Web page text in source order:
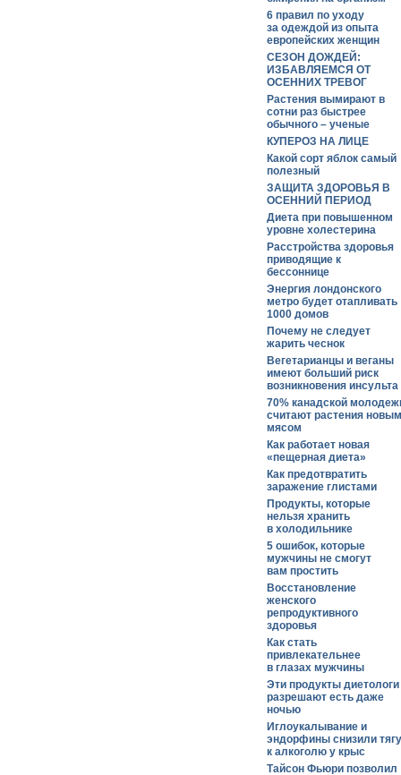
6 правил по уходу
за одеждой из опыта
европейских женщин
СЕЗОН ДОЖДЕЙ:
ИЗБАВЛЯЕМСЯ ОТ
ОСЕННИХ ТРЕВОГ
Растения вымирают в
сотни раз быстрее
обычного – ученые
КУПЕРОЗ НА ЛИЦЕ
Какой сорт яблок самый
полезный
ЗАЩИТА ЗДОРОВЬЯ В
ОСЕННИЙ ПЕРИОД
Диета при повышенном
уровне холестерина
Расстройства здоровья
приводящие к
бессоннице
Энергия лондонского
метро будет отапливать
1000 домов
Почему не следует
жарить чеснок
Вегетарианцы и веганы
имеют больший риск
возникновения инсульта
70% канадской
считают растения новым
мясом
Как работает новая
«пещерная диета»
Как предотвратить
заражение глистами
Продукты, которые
нельзя хранить
в холодильнике
5 ошибок, которые
мужчины не смогут
вам простить
Восстановление
женского
репродуктивного
здоровья
Как стать
привлекательнее
в глазах мужчины
Эти продукты диетологи
разрешают есть даже
ночью
Иглоукалывание и
эндорфины снизили тягу
к алкоголю у крыс
Тайсон Фьюри позволил